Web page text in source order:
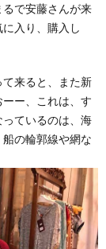
で安藤さんが来
入り、購入し
来ると、また新
ー、これは、す
ているのは、海
の輪郭線や網な